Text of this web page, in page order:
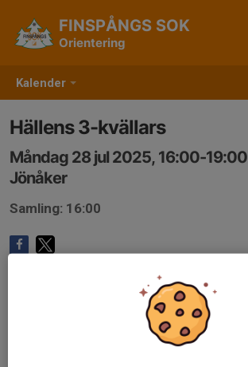
Kalender
FINSPÅNGS SOK
Orientering
Hällens 3-kvällars
Måndag 28 jul 2025, 16:00-19:00
Jönåker
Samling: 16:00